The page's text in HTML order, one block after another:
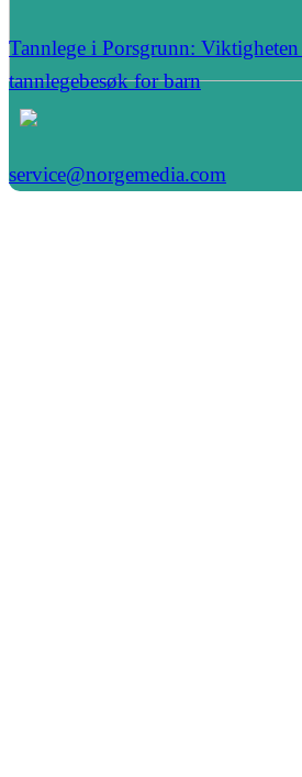
Tannlege i Porsgrunn: Viktigheten
tannlegebesøk for barn
service@norgemedia.com